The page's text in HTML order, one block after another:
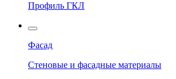
Профиль ГКЛ
Фасад
Стеновые и фасадные материалы